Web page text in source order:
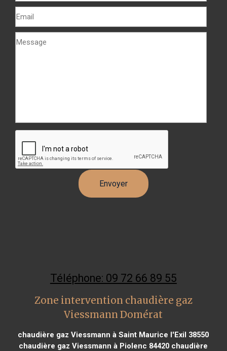
Téléphone: 09 72 66 89 55
Zone intervention chaudière gaz
Viessmann Domérat
chaudière gaz Viessmann à Saint Maurice l'Exil 38550
chaudière gaz Viessmann à Piolenc 84420 chaudière